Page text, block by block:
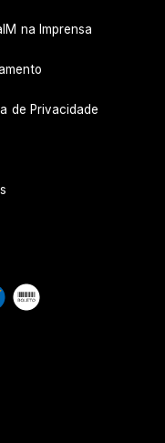
na Imprensa
de Privacidade